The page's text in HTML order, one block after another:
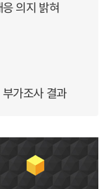
의지 밝혀
가조사 결과